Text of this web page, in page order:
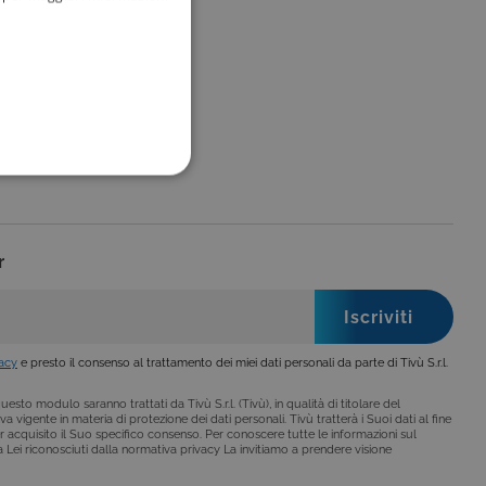
e presto il consenso al trattamento dei miei dati personali da parte di Tivù S.r.l.
modulo saranno trattati da Tivù S.r.l. (Tivù), in qualità di titolare del
vigente in materia di protezione dei dati personali. Tivù tratterà i Suoi dati al fine
il Suo specifico consenso. Per conoscere tutte le informazioni sul
riconosciuti dalla normativa privacy La invitiamo a prendere visione
FUNZIONALITÀ
impostati solo in
ai criteri da te
avvisati riguardo alla
di norma, dati